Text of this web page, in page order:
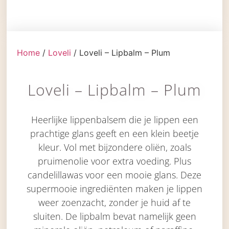
Home / Loveli / Loveli – Lipbalm – Plum
Loveli – Lipbalm – Plum
Heerlijke lippenbalsem die je lippen een
prachtige glans geeft en een klein beetje
kleur. Vol met bijzondere oliën, zoals
pruimenolie voor extra voeding. Plus
candelillawas voor een mooie glans. Deze
supermooie ingrediënten maken je lippen
weer zoenzacht, zonder je huid af te
sluiten. De lipbalm bevat namelijk geen